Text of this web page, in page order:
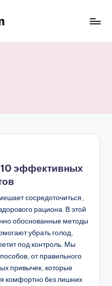
10 эффективных
сосредоточиться,
рациона. В этой
обоснованные методы
убрать голод,
под контроль. Мы
от правильного
привычек, которые
комфортно без лишних